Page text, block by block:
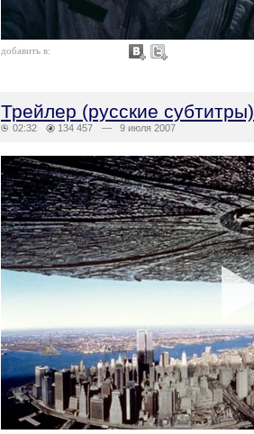
добавить в:
Трейлер (русские субтитры)
02:32 134 457 — 9 июля 2007